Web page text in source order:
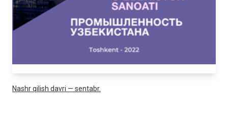
Nashr qilish davri — sentabr.